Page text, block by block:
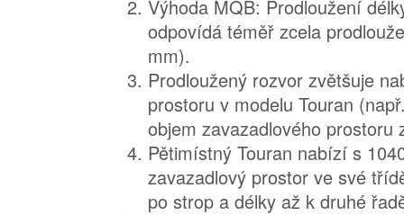
Výhoda MQB: Prodloužení
odpovídá téměř zcela
mm).
Prodloužený rozvor zvětšuje
prostoru v modelu Touran
objem zavazadlového prostoru
Pětimístný Touran nabízí s
zavazadlový prostor ve své
po strop a délky až k druhé